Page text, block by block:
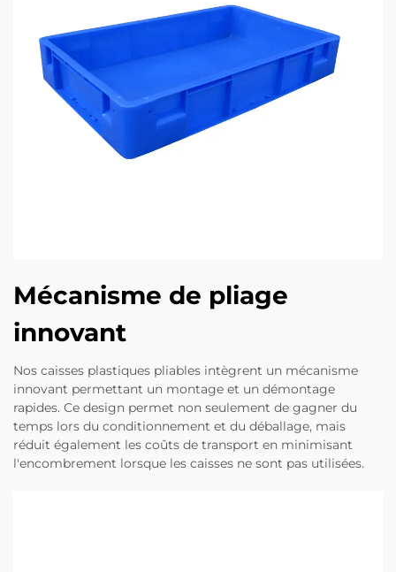
Mécanisme de pliage
innovant
Nos caisses plastiques pliables intègrent un mécanisme
innovant permettant un montage et un démontage
rapides. Ce design permet non seulement de gagner du
temps lors du conditionnement et du déballage, mais
réduit également les coûts de transport en minimisant
l'encombrement lorsque les caisses ne sont pas utilisées.